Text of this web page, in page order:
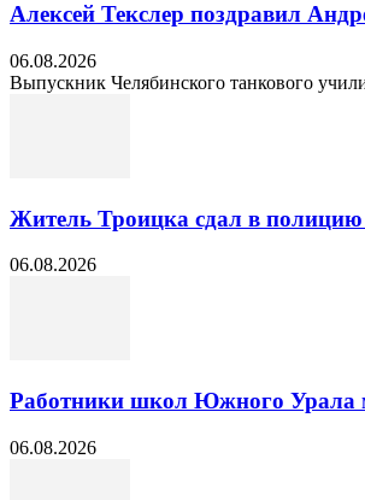
Алексей Текслер поздравил
06.08.2026
Выпускник Челябинского танкового
Житель Троицка сдал в
06.08.2026
Работники школ Южного Урала
06.08.2026